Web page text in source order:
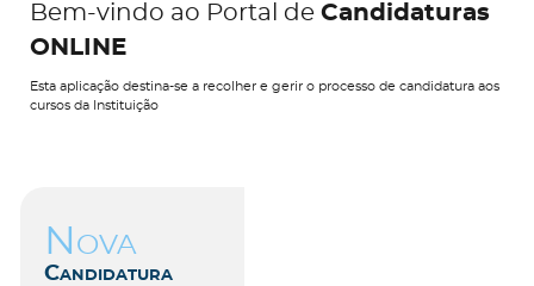
Bem-vindo ao Portal de Candidaturas
ONLINE
Esta aplicação destina-se a recolher e gerir o processo de candidatura aos
cursos da Instituição
Nova
Candidatura